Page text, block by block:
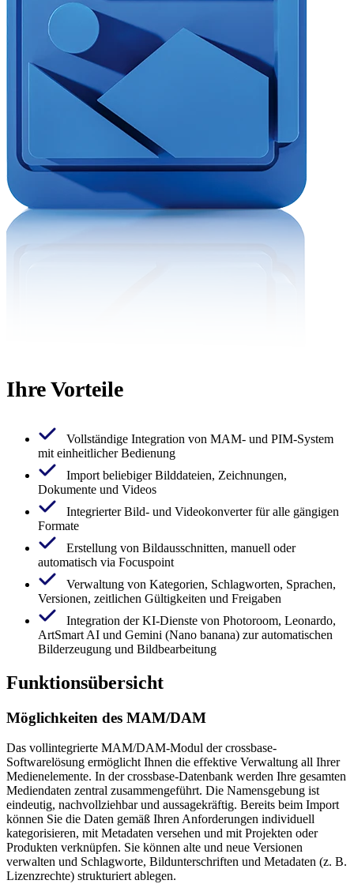
Ihre Vorteile
Vollständige Integration von MAM- und PIM-System
mit einheitlicher Bedienung
Import beliebiger Bilddateien, Zeichnungen,
Dokumente und Videos
Integrierter Bild- und Videokonverter für alle gängigen
Formate
Erstellung von Bildausschnitten, manuell oder
automatisch via Focuspoint
Verwaltung von Kategorien, Schlagworten, Sprachen,
Versionen, zeitlichen Gültigkeiten und Freigaben
Integration der KI-Dienste von Photoroom, Leonardo,
ArtSmart AI und Gemini (Nano banana) zur automatischen
Bilderzeugung und Bildbearbeitung
Funktionsübersicht
Möglichkeiten des MAM/DAM
Das vollintegrierte MAM/DAM-Modul der crossbase-
Softwarelösung ermöglicht Ihnen die effektive Verwaltung all Ihrer
Medienelemente. In der crossbase-Datenbank werden Ihre gesamten
Mediendaten zentral zusammengeführt. Die Namensgebung ist
eindeutig, nachvollziehbar und aussagekräftig. Bereits beim Import
können Sie die Daten gemäß Ihren Anforderungen individuell
kategorisieren, mit Metadaten versehen und mit Projekten oder
Produkten verknüpfen. Sie können alte und neue Versionen
verwalten und Schlagworte, Bildunterschriften und Metadaten (z. B.
Lizenzrechte) strukturiert ablegen.